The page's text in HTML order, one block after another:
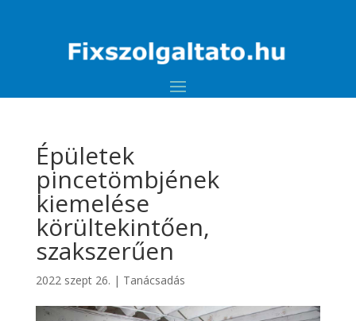
Épületek
pincetömbjének
kiemelése
körültekintően,
szakszerűen
2022 szept 26. | Tanácsadás